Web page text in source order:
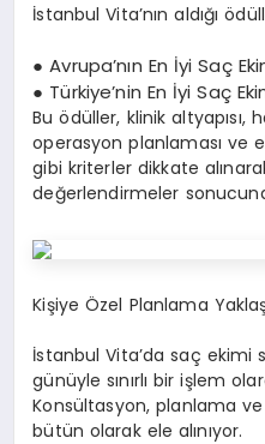
İstanbul Vita’nın aldığı
● Avrupa’nın En İyi Saç
● Türkiye’nin En İyi Saç
Bu ödüller, klinik
operasyon planlaması ve
gibi kriterler dikkate
değerlendirmeler
Kişiye Özel Planlama
İstanbul Vita’da saç ekimi
günüyle sınırlı bir işlem
Konsültasyon, planlama
bütün olarak ele alınıyor.